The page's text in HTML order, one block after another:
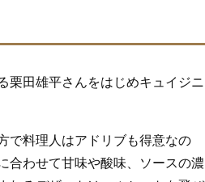
栗田雄平さんをはじめキュイジニ
で料理人はアドリブも得意なの
合わせて甘味や酸味、ソースの濃